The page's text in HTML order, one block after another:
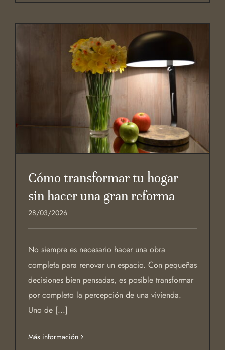
Cómo transformar tu hogar
sin hacer una gran reforma
28/03/2026
No siempre es necesario hacer una obra
completa para renovar un espacio. Con pequeñas
decisiones bien pensadas, es posible transformar
por completo la percepción de una vivienda.
Uno de [...]
Más información